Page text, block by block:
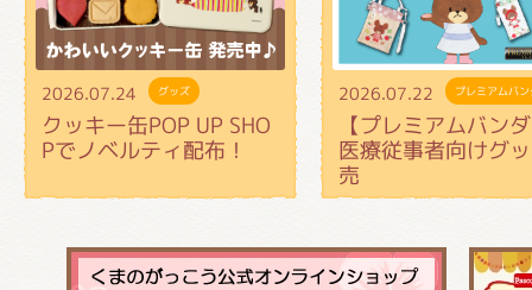
2026.07.24 グッズ
クッキー缶POP UP SHO
Pでノベルティ配布！
2026.07.22 プレミアムバ
【プレミアムバン
医療従事者向けグ
売